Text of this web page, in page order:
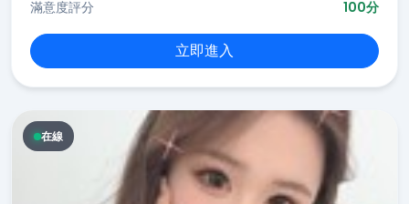
滿意度評分
100分
立即進入
在線